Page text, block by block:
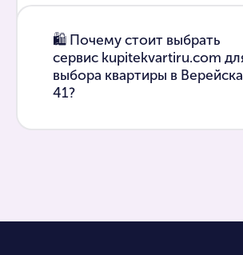
🛍 Почему стоит выбрать
сервис kupitekvartiru.com
выбора квартиры в
41?